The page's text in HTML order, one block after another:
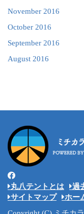
November 2016
October 2016
September 2016
August 2016
丸八テントとは 過
サイトマップ
ホー